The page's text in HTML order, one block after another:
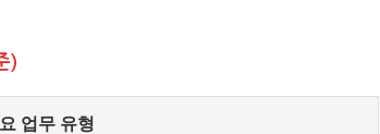
)
업무 유형